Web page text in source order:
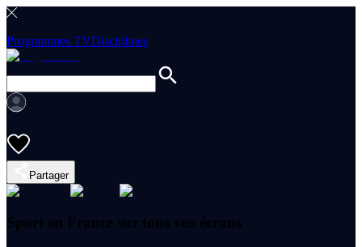
Programmes TVDisciplines
Partager
Sport en France sur tous vos écrans